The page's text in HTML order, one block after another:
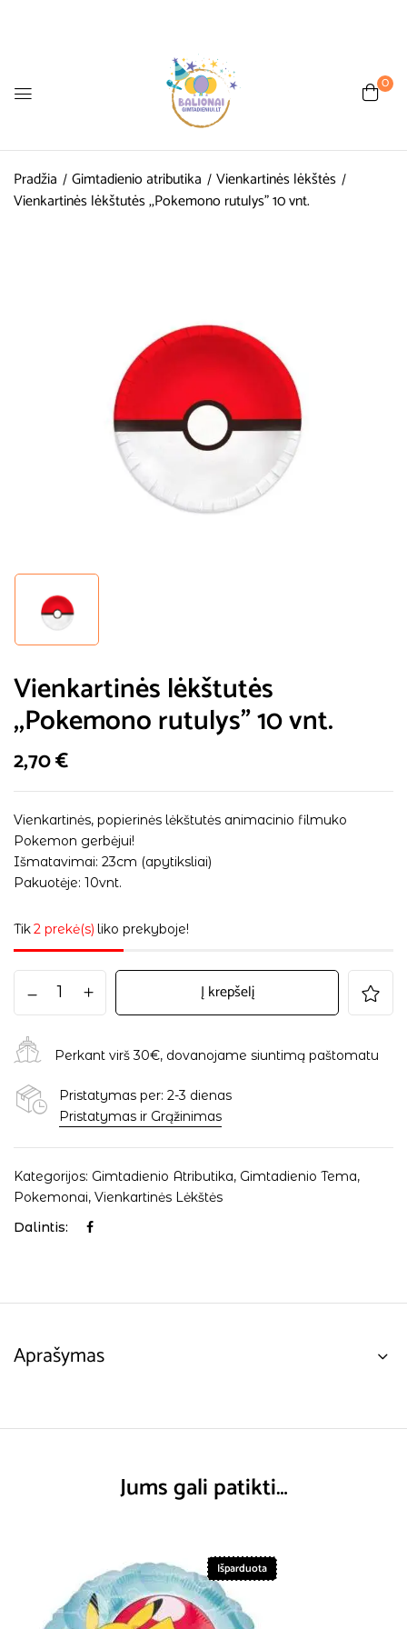
0
Pradžia Gimtadienio atributika
Vienkartinės lėkštės
Vienkartinės lėkštutės ,,Pokemono rutulys” 10 vnt.
Vienkartinės lėkštutės
,,Pokemono rutulys” 10 vnt.
2,70€
Vienkartinės, popierinės lėkštutės animacinio filmuko
Pokemon gerbėjui!
Išmatavimai: 23cm (apytiksliai)
Pakuotėje: 10vnt.
Tik2 prekė(s) liko prekyboje!
Į krepšelį
Perkant virš 30€, dovanojame siuntimą paštomatu
Pristatymas per: 2-3 dienas
Pristatymas ir Grąžinimas
Kategorijos: Gimtadienio Atributika, Gimtadienio Tema,
Pokemonai, Vienkartinės Lėkštės
Dalintis:
Aprašymas
Jums gali patikti…
Išparduota